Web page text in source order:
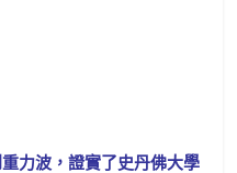
力波，證實了史丹佛大學